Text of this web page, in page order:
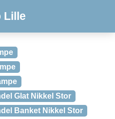
Lille
Glat Nikkel Stor
Banket Nikkel Stor